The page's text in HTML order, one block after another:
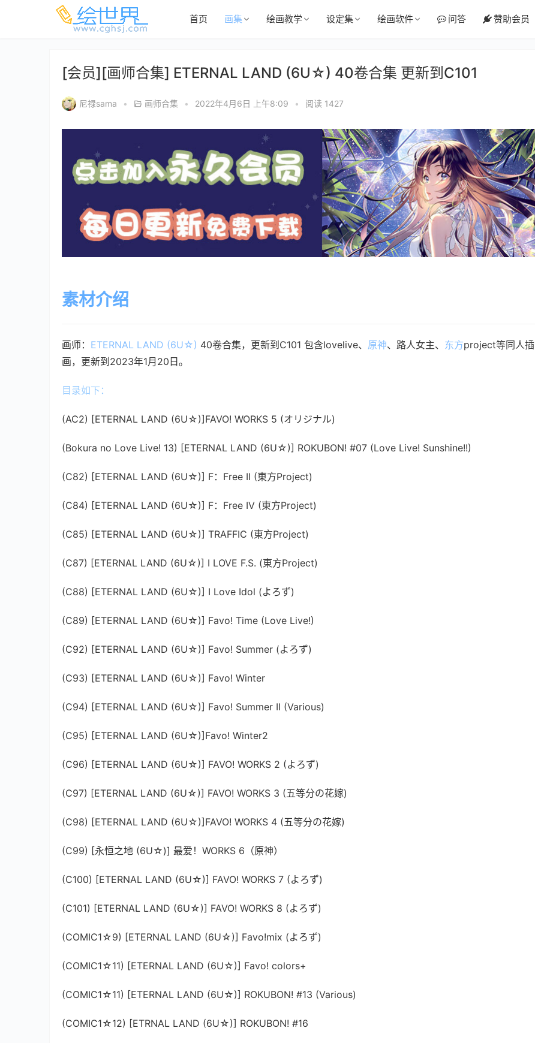
首页 画集 绘画教学 设定集 绘画软件 问答 赞助会员
[会员][画师合集] ETERNAL LAND (6U☆) 40卷合集 更新到C101
尼禄sama • 画师合集 • 2022年4月6日 上午8:09 • 阅读 1427
素材介绍
画师： ETERNAL LAND (6U☆) 40卷合集，更新到C101 包含lovelive、 原神、路人女主、 东方project等同人插
画，更新到2023年1月20日。
目录如下：
(AC2) [ETERNAL LAND (6U☆)]FAVO! WORKS 5 (オリジナル)
(Bokura no Love Live! 13) [ETERNAL LAND (6U☆)] ROKUBON! #07 (Love Live! Sunshine!!)
(C82) [ETERNAL LAND (6U☆)] F：Free II (東方Project)
(C84) [ETERNAL LAND (6U☆)] F：Free IV (東方Project)
(C85) [ETERNAL LAND (6U☆)] TRAFFIC (東方Project)
(C87) [ETERNAL LAND (6U☆)] I LOVE F.S. (東方Project)
(C88) [ETERNAL LAND (6U☆)] I Love Idol (よろず)
(C89) [ETERNAL LAND (6U☆)] Favo! Time (Love Live!)
(C92) [ETERNAL LAND (6U☆)] Favo! Summer (よろず)
(C93) [ETERNAL LAND (6U☆)] Favo! Winter
(C94) [ETERNAL LAND (6U☆)] Favo! Summer II (Various)
(C95) [ETERNAL LAND (6U☆)]Favo! Winter2
(C96) [ETERNAL LAND (6U☆)] FAVO! WORKS 2 (よろず)
(C97) [ETERNAL LAND (6U☆)] FAVO! WORKS 3 (五等分の花嫁)
(C98) [ETERNAL LAND (6U☆)]FAVO! WORKS 4 (五等分の花嫁)
(C99) [永恒之地 (6U☆)] 最爱！WORKS 6（原神）
(C100) [ETERNAL LAND (6U☆)] FAVO! WORKS 7 (よろず)
(C101) [ETERNAL LAND (6U☆)] FAVO! WORKS 8 (よろず)
(COMIC1☆9) [ETERNAL LAND (6U☆)] Favo!mix (よろず)
(COMIC1☆11) [ETERNAL LAND (6U☆)] Favo! colors+
(COMIC1☆11) [ETERNAL LAND (6U☆)] ROKUBON! #13 (Various)
(COMIC1☆12) [ETRNAL LAND (6U☆)] ROKUBON! #16